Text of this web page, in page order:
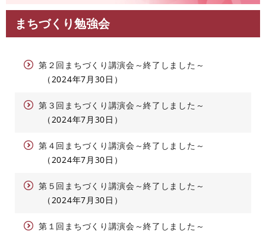
す
文
まちづくり勉強会
第２回まちづくり講演会～終了しました～
2024年7月30日
第３回まちづくり講演会～終了しました～
2024年7月30日
第４回まちづくり講演会～終了しました～
2024年7月30日
第５回まちづくり講演会～終了しました～
2024年7月30日
第１回まちづくり講演会～終了しました～